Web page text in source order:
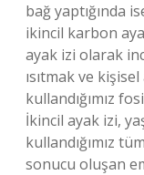
bağ yaptığında
ikincil karbon
ayak izi olarak
ısıtmak ve
kullandığımız
İkincil ayak izi,
kullandığımız
sonucu oluşan